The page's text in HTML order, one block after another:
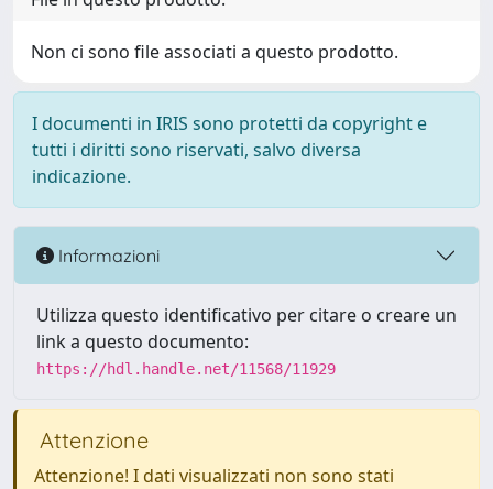
Non ci sono file associati a questo prodotto.
I documenti in IRIS sono protetti da copyright e
tutti i diritti sono riservati, salvo diversa
indicazione.
Informazioni
Utilizza questo identificativo per citare o creare un
link a questo documento:
https://hdl.handle.net/11568/11929
Attenzione
Attenzione! I dati visualizzati non sono stati